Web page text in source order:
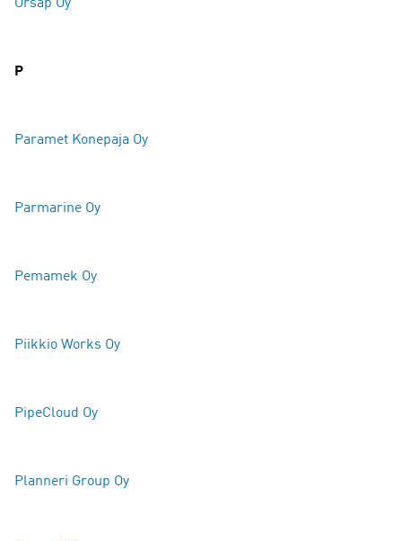
Orsap Oy
P
Paramet Konepaja Oy
Parmarine Oy
Pemamek Oy
Piikkio Works Oy
PipeCloud Oy
Planneri Group Oy